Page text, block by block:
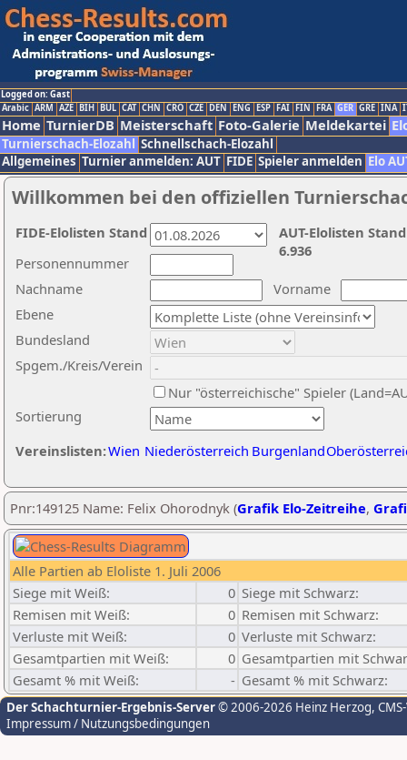
Logged on: Gast
Arabic ARM AZE BIH BUL CAT CHN CRO CZE DEN ENG ESP FAI FIN FRA GER GRE INA
Home TurnierDB Meisterschaft Foto-Galerie Meldekartei
Turnierschach-Elozahl Schnellschach-Elozahl
Allgemeines Turnier anmelden: AUT FIDE Spieler anmelden Elo
Willkommen bei den offiziellen
Nachname
Vorname
Ebene
Sortierung
Personennummer
Bundesland
Spgem./Kreis/Verein
Nur "österreichische" Spieler
Vereinslisten:Wien Niederösterreich Burgenland
AUT-Elolisten
6.936
FIDE-Elolisten Stand
Pnr:149125 Name: Felix Ohorodnyk (Grafik Elo-Zeitreihe,
Alle Partien ab Eloliste 1. Juli 2006
Siege mit Weiß:
0 Siege mit Schwarz:
Remisen mit Weiß:
0 Remisen mit Schwarz:
Verluste mit Weiß:
0 Verluste mit Schwarz:
Gesamtpartien mit Weiß:
0 Gesamtpartien mit
Gesamt % mit Weiß:
- Gesamt % mit Schwarz:
Der Schachturnier-Ergebnis-Server© 2006-2026 Heinz Herzog,
Impressum / Nutzungsbedingungen